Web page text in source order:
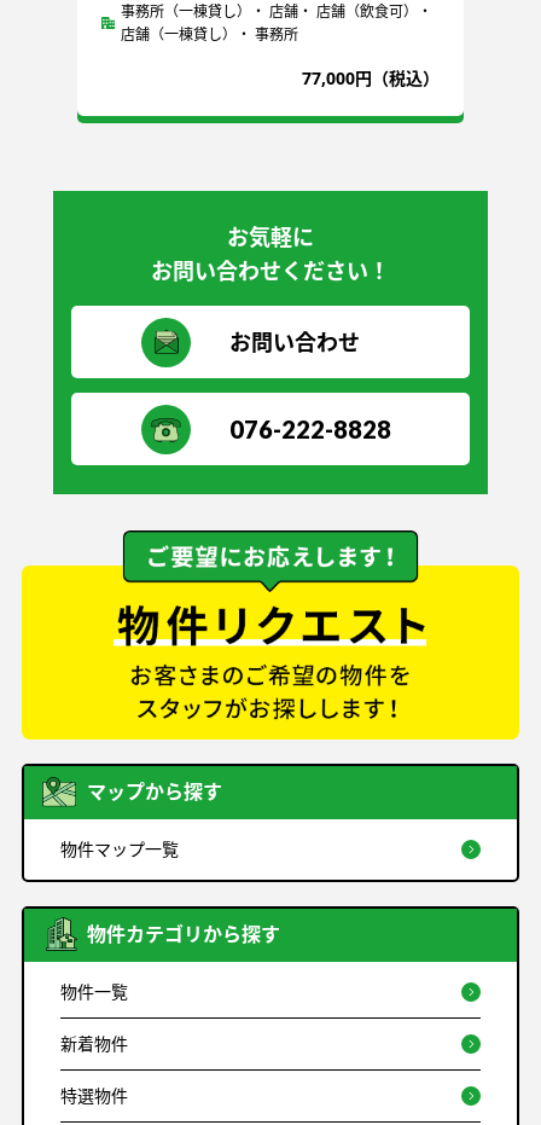
事務所（一棟貸し）・ 店舗・ 店舗（飲食可）・
店舗（一棟貸し）・ 事務所
77,000円（税込）
お気軽に
お問い合わせください！
お問い合わせ
076-222-8828
マップから探す
物件マップ一覧
物件カテゴリから探す
物件一覧
新着物件
特選物件